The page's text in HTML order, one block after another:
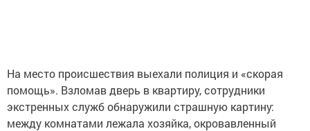
На место происшествия выехали полиция и «скорая
помощь». Взломав дверь в квартиру, сотрудники
экстренных служб обнаружили страшную картину:
между комнатами лежала хозяйка, окровавленный